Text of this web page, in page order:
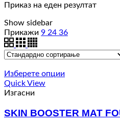
Приказ на еден резултат
Show sidebar
Прикажи 9 24 36
Изберете опции
Quick View
Изгасни
SKIN BOOSTER MAT